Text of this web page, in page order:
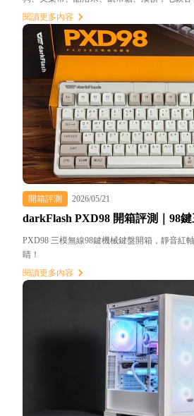
閱讀更多內容
開箱評測 2026/05/21
darkFlash PXD98 開箱評測｜98
PXD98 三模無線98鍵機械鍵盤開箱，靜音紅
睛！
閱讀更多內容